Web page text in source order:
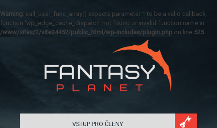
Warning: call_user_func_array() expects parameter 1 to be a valid callback,
function 'wp_edge_cache_dispatch' not found or invalid function name in
/www/sites/2/site24452/public_html/wp-includes/plugin.php on line 525
VSTUP PRO ČLENY